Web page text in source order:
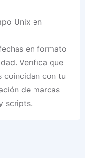
Unix en
en formato
Verifica que
coincidan con tu
de marcas
scripts.